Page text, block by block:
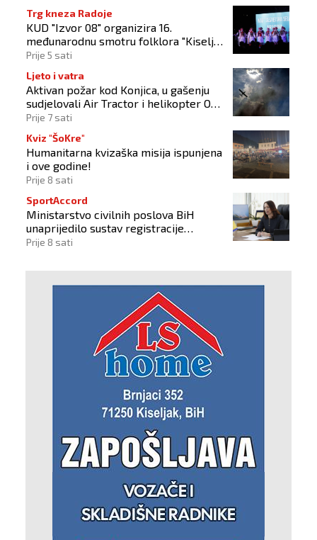
Trg kneza Radoje
KUD "Izvor 08" organizira 16.
međunarodnu smotru folklora "Kiseljak
2026"
Prije 5 sati
Ljeto i vatra
Aktivan požar kod Konjica, u gašenju
sudjelovali Air Tractor i helikopter OS-
a BiH
Prije 7 sati
Kviz "ŠoKre"
Humanitarna kvizaška misija ispunjena
i ove godine!
Prije 8 sati
SportAccord
Ministarstvo civilnih poslova BiH
unaprijedilo sustav registracije
sportskih organizacija
Prije 8 sati